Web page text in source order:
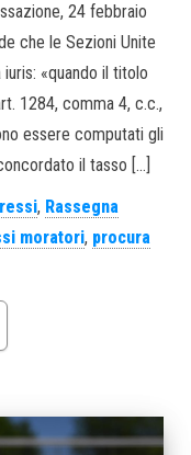
24 febbraio
che le Sezioni Unite
«quando il titolo
1284, comma 4, c.c.,
essere computati gli
il tasso […]
, Rassegna
moratori, procura